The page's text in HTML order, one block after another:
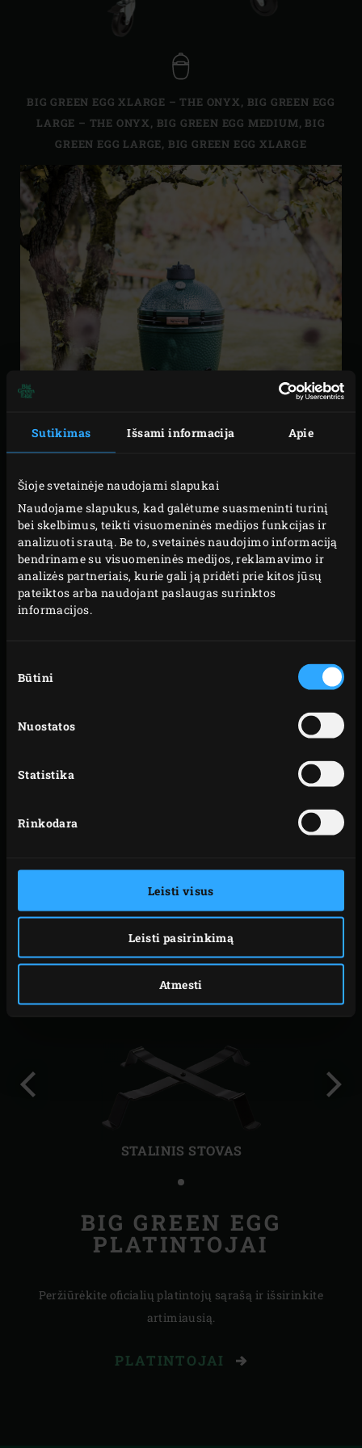
Sutikimas Išsami informacija Apie
Šioje svetainėje naudojami slapukai
Naudojame slapukus, kad galėtume suasmeninti turinį
bei skelbimus, teikti visuomeninės medijos funkcijas ir
analizuoti srautą. Be to, svetainės naudojimo informaciją
bendriname su visuomeninės medijos, reklamavimo ir
analizės partneriais, kurie gali ją pridėti prie kitos jūsų
pateiktos arba naudojant paslaugas surinktos
informacijos.
pasirinkimas
Būtini
Nuostatos
Statistika
Rinkodara
Leisti visus
Leisti pasirinkimą
Atmesti
BIG GREEN EGG XLARGE – THE ONYX, BIG GREEN EGG
LARGE – THE ONYX, BIG GREEN EGG MEDIUM,BIG
GREEN EGG LARGE, BIG GREEN EGG XLARGE
Kiekvienai Big Green Egg kepsninei reikia nuosavo stovo
(Nest®). Įdėję kepsninę į stovo rėmą pastebėsite, kad ji
paūgėjo. Kepsninei atsidūrus didesniame aukštyje bus
patogiau ja naudotis. Nugara Jums padėkos. Stovas
pagamintas iš milteliniu būdu dažyto plieno. Jis turi 4
patvarius ratukus, kad būtų lengva kepsninę perkelti iš
Įstatę kepsninę į stov1 galėsite patogiai, nesilankstydami
teniso stalo? Pakaks nustumti ją į patogesnę vietą.
Large 301000
Medium 302007
SUSIJĘ PRIEDAI
STALINIS STOVAS
BIG GREEN EGG
PLATINTOJAI
Peržiūrėkite oficialių platintojų sąrašą ir išsirinkite
artimiausią.
PLATINTOJAI